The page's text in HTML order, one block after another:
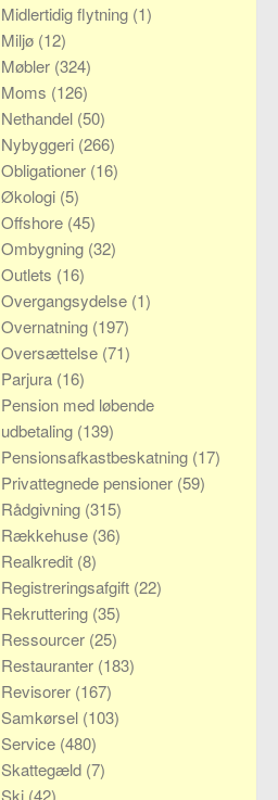
Midlertidig flytning (1)
Miljø (12)
Møbler (324)
Moms (126)
Nethandel (50)
Nybyggeri (266)
Obligationer (16)
Økologi (5)
Offshore (45)
Ombygning (32)
Outlets (16)
Overgangsydelse (1)
Overnatning (197)
Oversættelse (71)
Parjura (16)
Pension med løbende
udbetaling (139)
Pensionsafkastbeskatning (17)
Privattegnede pensioner (59)
Rådgivning (315)
Rækkehuse (36)
Realkredit (8)
Registreringsafgift (22)
Rekruttering (35)
Ressourcer (25)
Restauranter (183)
Revisorer (167)
Samkørsel (103)
Service (480)
Skattegæld (7)
Ski (42)